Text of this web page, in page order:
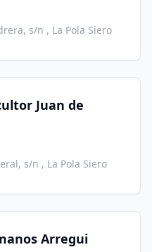
Fernández Pedrera, s/n , La Pola Siero
Juan de
Carretera General, s/n , La Pola Siero
Arregui